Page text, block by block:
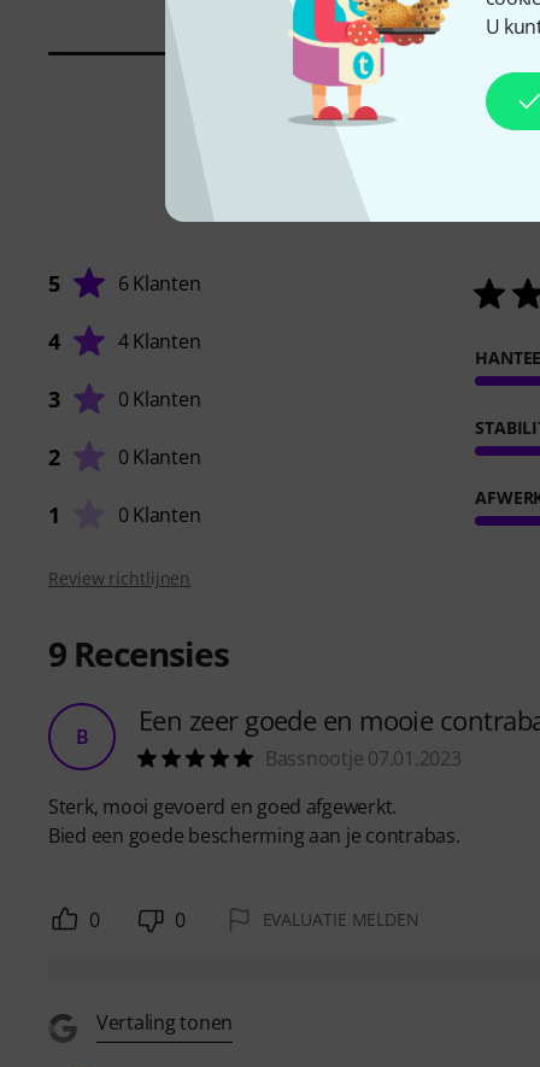
U
5 6 Klanten
4 4 Klanten
3 0 Klanten
2 0 Klanten
1 0 Klanten
Review richtlijnen
9 Recensies
B Een zeer goede en mooie
Bassnootje 07.01.2023
Sterk, mooi gevoerd en goed afgewerkt.
Bied een goede bescherming aan je contrabas.
0 0 EVALUATIE MELDEN
Vertaling tonen